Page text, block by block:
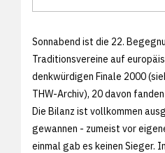
Sonnabend ist die 22.
Traditionsvereine auf
denkwürdigen Finale 2000
THW-Archiv), 20 davon
Die Bilanz ist vollkommen
gewannen - zumeist vor
einmal gab es keinen Sieger.